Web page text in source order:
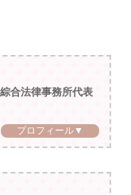
合法律事務所代表
プロフィール▼